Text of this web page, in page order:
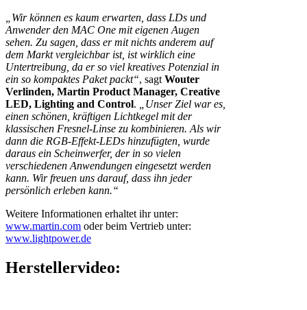
„Wir können es kaum erwarten, dass LDs und
Anwender den MAC One mit eigenen Augen
sehen. Zu sagen, dass er mit nichts anderem auf
dem Markt vergleichbar ist, ist wirklich eine
Untertreibung, da er so viel kreatives Potenzial in
ein so kompaktes Paket packt“, sagt Wouter
Verlinden, Martin Product Manager, Creative
LED, Lighting and Control.
„Unser Ziel war es,
einen schönen, kräftigen Lichtkegel mit der
klassischen Fresnel-Linse zu kombinieren. Als wir
dann die RGB-Effekt-LEDs hinzufügten, wurde
daraus ein Scheinwerfer, der in so vielen
verschiedenen Anwendungen eingesetzt werden
kann. Wir freuen uns darauf, dass ihn jeder
persönlich erleben kann.“
Weitere Informationen erhaltet ihr unter:
www.martin.com oder beim Vertrieb unter:
www.lightpower.de
Herstellervideo: